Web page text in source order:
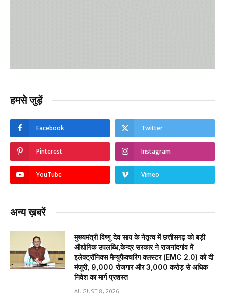
हमसे जुड़ें
Facebook Twitter
Pinterest Instagram
YouTube Vimeo
अन्य ख़बरें
मुख्यमंत्री विष्णु देव साय के नेतृत्व में छत्तीसगढ़ को बड़ी
औद्योगिक उपलब्धि,केन्द्र सरकार ने राजनांदगांव में
इलेक्ट्रॉनिक्स मैन्युफैक्चरिंग क्लस्टर (EMC 2.0) को दी
मंजूरी, 9,000 रोजगार और ₹3,000 करोड़ से अधिक
निवेश का मार्ग प्रशस्त
AUGUST 8, 2026